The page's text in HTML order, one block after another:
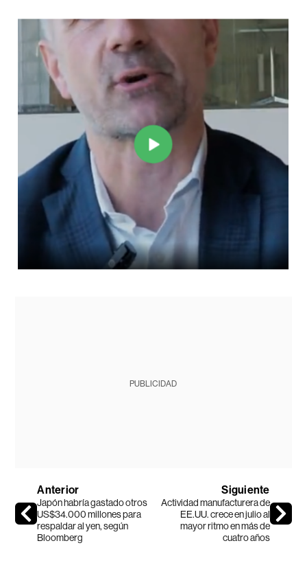
PUBLICIDAD
Anterior
Japón habría gastado otros
US$34.000 millones para
respaldar al yen, según
Bloomberg
Siguiente
Actividad manufacturera de
EE.UU. crece en julio al
mayor ritmo en más de
cuatro años